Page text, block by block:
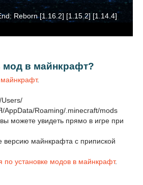
Reborn [1.16.2] [1.15.2] [1.14.4]
мод в майнкрафт?
.
Roaming/.minecraft/mods
можете увидеть прямо в игре при
версию майнкрафта с припиской
по установке модов в майнкрафт.